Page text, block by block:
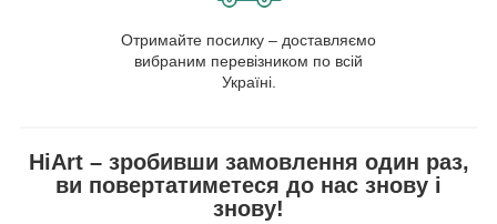
Отримайте посилку – доставляємо
вибраним перевізником по всій
Україні.
HiArt – зробивши замовлення один раз,
ви повертатиметеся до нас знову і
знову!